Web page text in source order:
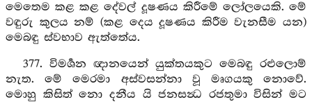
මෙතෙම කළ කළ දේවල් දූෂණය කිරීමේ ලෝලයෙකි. මේ
වඳුරු කුලය නම් (කළ දෙය දූෂණය කිරීම වැනසීම යන)
මෙබඳු ස්වභාව ඇත්තේය.
377. විමර්‍ශන ඥානයෙන් යුක්තයකුට මෙබඳු රළුලොම්
නැත. මේ මෙරමා අස්වසන්නා වූ මෘගයකු නොවේ.
මොහු කිසිත් නො දනීය යි ජනසන්‍ධ රජතුමා විසින් මට